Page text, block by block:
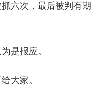
六次，最后被判有期
是报应。
大家。